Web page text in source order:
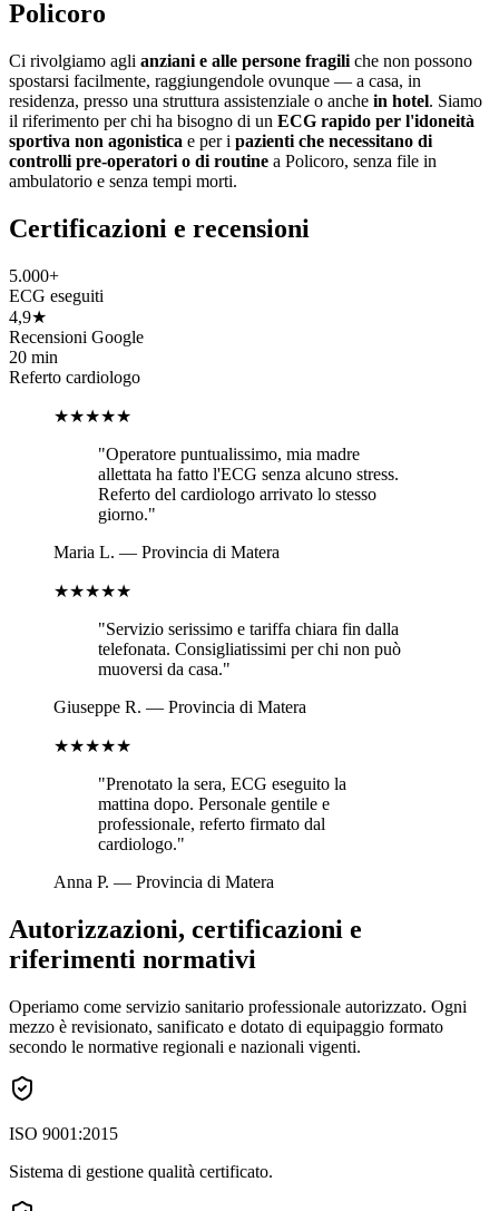
Policoro
Ci rivolgiamo agli anziani e alle persone fragili che non possono
spostarsi facilmente, raggiungendole ovunque — a casa, in
residenza, presso una struttura assistenziale o anche in hotel. Siamo
il riferimento per chi ha bisogno di un ECG rapido per l'idoneità
sportiva non agonistica e per i pazienti che necessitano di
controlli pre-operatori o di routine a Policoro, senza file in
ambulatorio e senza tempi morti.
Certificazioni e recensioni
5.000+
ECG eseguiti
4,9★
Recensioni Google
20 min
Referto cardiologo
★★★★★
"Operatore puntualissimo, mia madre
allettata ha fatto l'ECG senza alcuno stress.
Referto del cardiologo arrivato lo stesso
giorno."
Maria L. — Provincia di Matera
★★★★★
"Servizio serissimo e tariffa chiara fin dalla
telefonata. Consigliatissimi per chi non può
muoversi da casa."
Giuseppe R. — Provincia di Matera
★★★★★
"Prenotato la sera, ECG eseguito la
mattina dopo. Personale gentile e
professionale, referto firmato dal
cardiologo."
Anna P. — Provincia di Matera
Autorizzazioni, certificazioni e
riferimenti normativi
Operiamo come servizio sanitario professionale autorizzato. Ogni
mezzo è revisionato, sanificato e dotato di equipaggio formato
secondo le normative regionali e nazionali vigenti.
ISO 9001:2015
Sistema di gestione qualità certificato.